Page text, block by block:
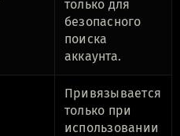
только для
безопасного
поиска
аккаунта.
Привязывается
только при
использовании